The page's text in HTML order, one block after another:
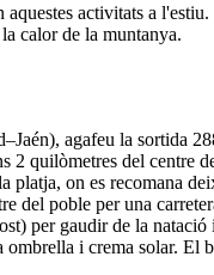
activitats a
calor de la muntanya.
agafeu la sortida
2 quilòmetres del centre
platja, on es recomana
del poble per una
per gaudir de la
ombrella i crema solar.